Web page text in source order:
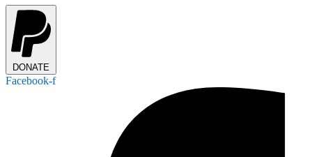
DONATE
Facebook-f